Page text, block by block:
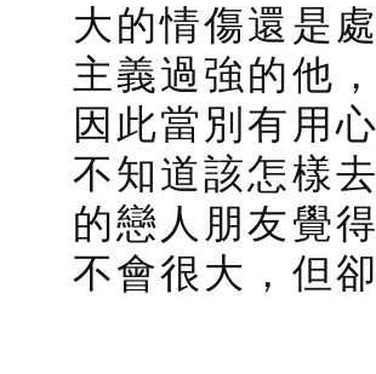
大的情傷還是
主義過強的他
因此當別有用
不知道該怎樣
的戀人朋友覺
不會很大，但